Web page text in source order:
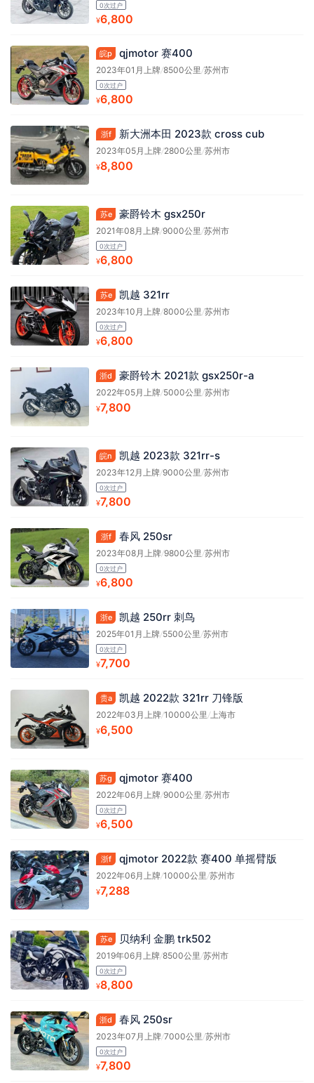
0次过户
¥6,800
皖p qjmotor 赛400
2023年01月上牌/8500公里/苏州市
0次过户
¥6,800
浙f 新大洲本田 2023款 cross cub
2023年05月上牌/2800公里/苏州市
¥8,800
苏e 豪爵铃木 gsx250r
2021年08月上牌/9000公里/苏州市
0次过户
¥6,800
苏e 凯越 321rr
2023年10月上牌/8000公里/苏州市
0次过户
¥6,800
浙d 豪爵铃木 2021款 gsx250r-a
2022年05月上牌/5000公里/苏州市
¥7,800
皖n 凯越 2023款 321rr-s
2023年12月上牌/9000公里/苏州市
0次过户
¥7,800
浙f 春风 250sr
2023年08月上牌/9800公里/苏州市
0次过户
¥6,800
浙e 凯越 250rr 刺鸟
2025年01月上牌/5500公里/苏州市
0次过户
¥7,700
贵a 凯越 2022款 321rr 刀锋版
2022年03月上牌/10000公里 /上海市
¥6,500
苏g qjmotor 赛400
2022年06月上牌/9000公里 /苏州市
0次过户
¥6,500
浙f qjmotor 2022款 赛400 单摇臂版
2022年06月上牌/10000公里 /苏州市
¥7,288
苏e 贝纳利 金鹏 trk502
2019年06月上牌/8500公里 /苏州市
0次过户
¥8,800
浙d 春风 250sr
2023年07月上牌/7000公里 /苏州市
0次过户
¥7,800